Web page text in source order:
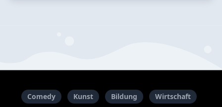
Comedy Kunst Bildung Wirtschaft